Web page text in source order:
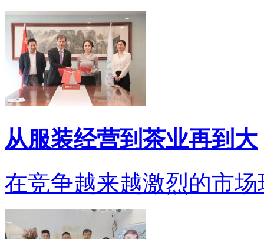
从服装经营到茶业再到大
在竞争越来越激烈的市